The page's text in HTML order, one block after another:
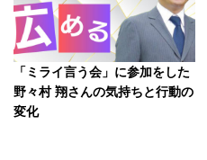
「ミライ言う会」に参加をした
野々村 翔さんの気持ちと行動の
変化